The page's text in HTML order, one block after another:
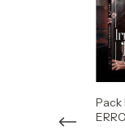
Pack